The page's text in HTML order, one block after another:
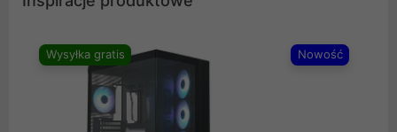
Wysyłka gratis Nowość